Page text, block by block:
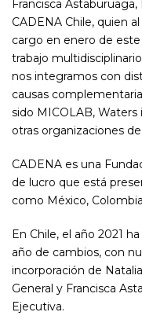
Francisca
CADENA Chile, quien
cargo en enero de
trabajo
nos integramos con
causas
sido MICOLAB, Waters
otras organizaciones
CADENA es una
de lucro que está
como México,
En Chile, el año 2021
año de cambios, con
incorporación de
General y Francisca
Ejecutiva.